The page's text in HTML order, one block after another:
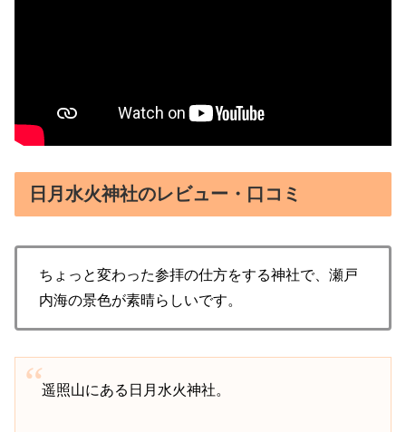
日月水火神社のレビュー・口コミ
ちょっと変わった参拝の仕方をする神社で、瀬戸
内海の景色が素晴らしいです。
遥照山にある日月水火神社。